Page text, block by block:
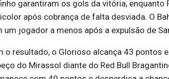
garantiram os gols da vitória, enquanto
após cobrança de falta desviada. O
um jogador a menos após a expulsão de
o resultado, o Glorioso alcança 43 pontos
do Mirassol diante do Red Bull